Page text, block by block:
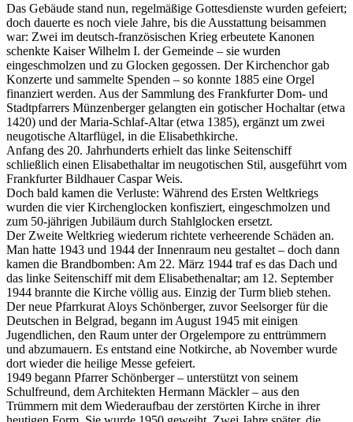
Das Gebäude stand nun, regelmäßige Gottesdienste wurden gefeiert;
doch dauerte es noch viele Jahre, bis die Ausstattung beisammen
war: Zwei im deutsch-französischen Krieg erbeutete Kanonen
schenkte Kaiser Wilhelm I. der Gemeinde – sie wurden
eingeschmolzen und zu Glocken gegossen. Der Kirchenchor gab
Konzerte und sammelte Spenden – so konnte 1885 eine Orgel
finanziert werden. Aus der Sammlung des Frankfurter Dom- und
Stadtpfarrers Münzenberger gelangten ein gotischer Hochaltar (etwa
1420) und der Maria-Schlaf-Altar (etwa 1385), ergänzt um zwei
neugotische Altarflügel, in die Elisabethkirche.
Anfang des 20. Jahrhunderts erhielt das linke Seitenschiff
schließlich einen Elisabethaltar im neugotischen Stil, ausgeführt vom
Frankfurter Bildhauer Caspar Weis.
Doch bald kamen die Verluste: Während des Ersten Weltkriegs
wurden die vier Kirchenglocken konfisziert, eingeschmolzen und
zum 50-jährigen Jubiläum durch Stahlglocken ersetzt.
Der Zweite Weltkrieg wiederum richtete verheerende Schäden an.
Man hatte 1943 und 1944 der Innenraum neu gestaltet – doch dann
kamen die Brandbomben: Am 22. März 1944 traf es das Dach und
das linke Seitenschiff mit dem Elisabethenaltar; am 12. September
1944 brannte die Kirche völlig aus. Einzig der Turm blieb stehen.
Der neue Pfarrkurat Aloys Schönberger, zuvor Seelsorger für die
Deutschen in Belgrad, begann im August 1945 mit einigen
Jugendlichen, den Raum unter der Orgelempore zu enttrümmern
und abzumauern. Es entstand eine Notkirche, ab November wurde
dort wieder die heilige Messe gefeiert.
1949 begann Pfarrer Schönberger – unterstützt von seinem
Schulfreund, dem Architekten Hermann Mäckler – aus den
Trümmern mit dem Wiederaufbau der zerstörten Kirche in ihrer